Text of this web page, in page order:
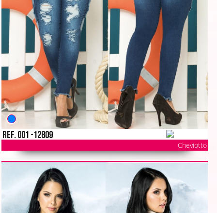
Ref. 001 -12809
Cheviotto